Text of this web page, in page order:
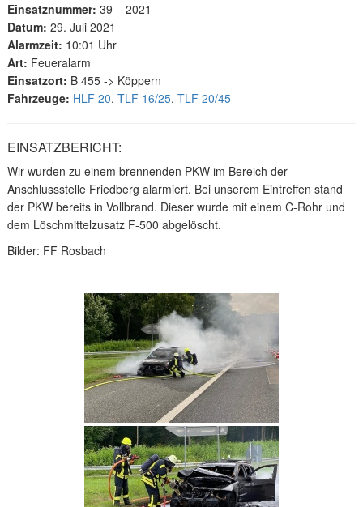
Einsatznummer: 39 – 2021
Datum: 29. Juli 2021
Alarmzeit: 10:01 Uhr
Art: Feueralarm
Einsatzort: B 455 -> Köppern
Fahrzeuge: HLF 20, TLF 16/25, TLF 20/45
EINSATZBERICHT:
Wir wurden zu einem brennenden PKW im Bereich der
Anschlussstelle Friedberg alarmiert. Bei unserem Eintreffen stand
der PKW bereits in Vollbrand. Dieser wurde mit einem C-Rohr und
dem Löschmittelzusatz F-500 abgelöscht.
Bilder: FF Rosbach